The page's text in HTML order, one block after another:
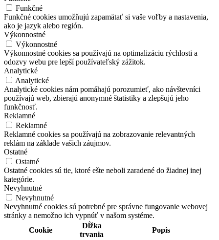
Funkčné
Funkčné cookies umožňujú zapamätať si vaše voľby a nastavenia,
ako je jazyk alebo región.
Výkonnostné
Výkonnostné
Výkonnostné cookies sa používajú na optimalizáciu rýchlosti a
odozvy webu pre lepší používateľský zážitok.
Analytické
Analytické
Analytické cookies nám pomáhajú porozumieť, ako návštevníci
používajú web, zbierajú anonymné štatistiky a zlepšujú jeho
funkčnosť.
Reklamné
Reklamné
Reklamné cookies sa používajú na zobrazovanie relevantných
reklám na základe vašich záujmov.
Ostatné
Ostatné
Ostatné cookies sú tie, ktoré ešte neboli zaradené do žiadnej inej
kategórie.
Nevyhnutné
Nevyhnutné
Nevyhnutné cookies sú potrebné pre správne fungovanie webovej
stránky a nemožno ich vypnúť v našom systéme.
Cookie
Dĺžka
trvania
Popis